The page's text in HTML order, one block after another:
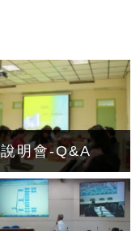
說明會-Q&A